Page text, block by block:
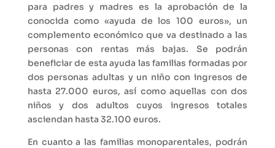
para padres y madres es la aprobación de la
conocida como «ayuda de los 100 euros», un
complemento económico que va destinado a las
personas con rentas más bajas. Se podrán
beneficiar de esta ayuda las familias formadas por
dos personas adultas y un niño con ingresos de
hasta 27.000 euros, así como aquellas con dos
niños y dos adultos cuyos ingresos totales
asciendan hasta 32.100 euros.
En cuanto a las familias monoparentales, podrán